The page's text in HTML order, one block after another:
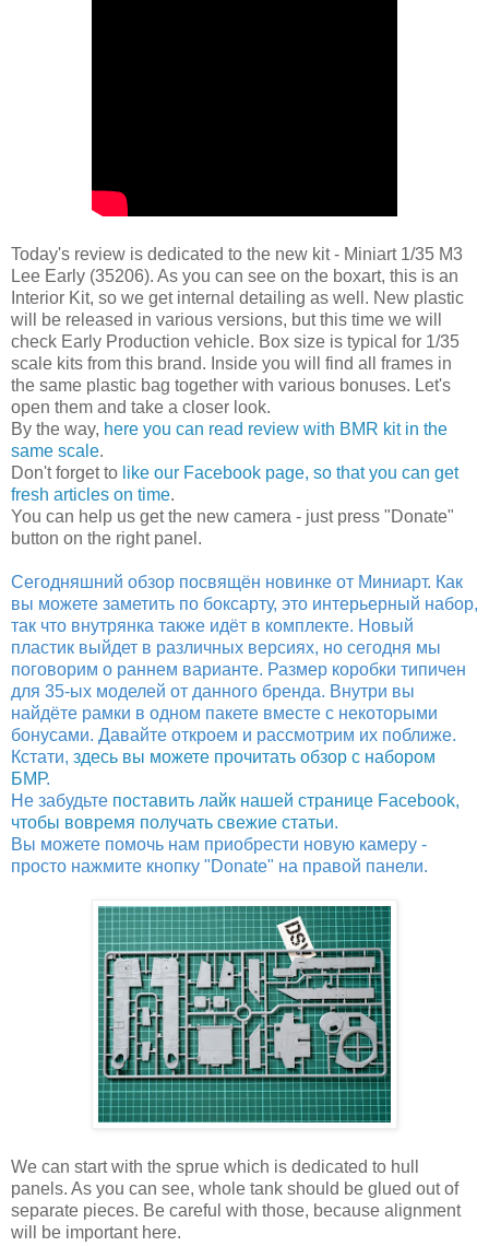
Today's review is dedicated to the new kit - Miniart 1/35 M3
Lee Early (35206). As you can see on the boxart, this is an
Interior Kit, so we get internal detailing as well. New plastic
will be released in various versions, but this time we will
check Early Production vehicle. Box size is typical for 1/35
scale kits from this brand. Inside you will find all frames in
the same plastic bag together with various bonuses. Let's
open them and take a closer look.
By the way, here you can read review with BMR kit in the
same scale.
Don't forget to like our Facebook page, so that you can get
fresh articles on time.
You can help us get the new camera - just press "Donate"
button on the right panel.
Сегодняшний обзор посвящён новинке от Миниарт. Как
вы можете заметить по боксарту, это интерьерный набор,
так что внутрянка также идёт в комплекте. Новый
пластик выйдет в различных версиях, но сегодня мы
поговорим о раннем варианте. Размер коробки типичен
для 35-ых моделей от данного бренда. Внутри вы
найдёте рамки в одном пакете вместе с некоторыми
бонусами. Давайте откроем и рассмотрим их поближе.
Кстати, здесь вы можете прочитать обзор с набором
БМР.
Не забудьте поставить лайк нашей странице Facebook,
чтобы вовремя получать свежие статьи.
Вы можете помочь нам приобрести новую камеру -
просто нажмите кнопку "Donate" на правой панели.
We can start with the sprue which is dedicated to hull
panels. As you can see, whole tank should be glued out of
separate pieces. Be careful with those, because alignment
will be important here.